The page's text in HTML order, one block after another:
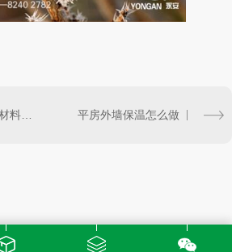
平房外墙保温怎么做